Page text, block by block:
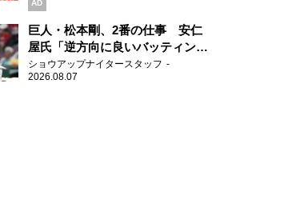
AD
巨人・松本剛、2番の仕事 安仁
屋氏「逆方向に良いバッティン
グ」
ショウアップナイタースタッフ
2026.08.07